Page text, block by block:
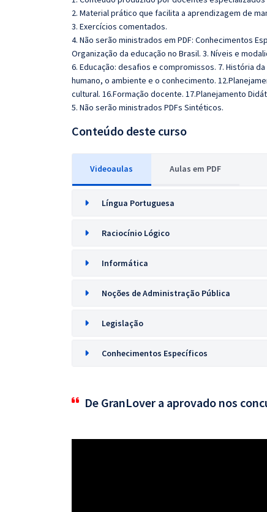
2. Material prático que facilita a aprendizagem de
3. Exercícios comentados.
4. Não serão ministrados em PDF: Conhecimentos
Organização da educação no Brasil. 3. Níveis e
6. Educação: desafios e compromissos. 7. História
humano, o ambiente e o conhecimento.
cultural. 16.Formação docente. 17.Planejamento
5. Não serão ministrados PDFs Sintéticos.
Conteúdo deste curso
Videoaulas Aulas em PDF
Língua Portuguesa
Raciocínio Lógico
Informática
Noções de Administração Pública
Legislação
Conhecimentos Específicos
De GranLover a aprovado nos